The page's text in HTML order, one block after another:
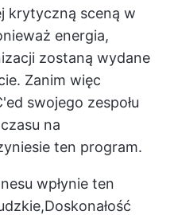
krytyczną sceną w
energia,
zostaną wydane
Zanim więc
swojego zespołu
na
ten program.
wpłynie ten
,Doskonałość